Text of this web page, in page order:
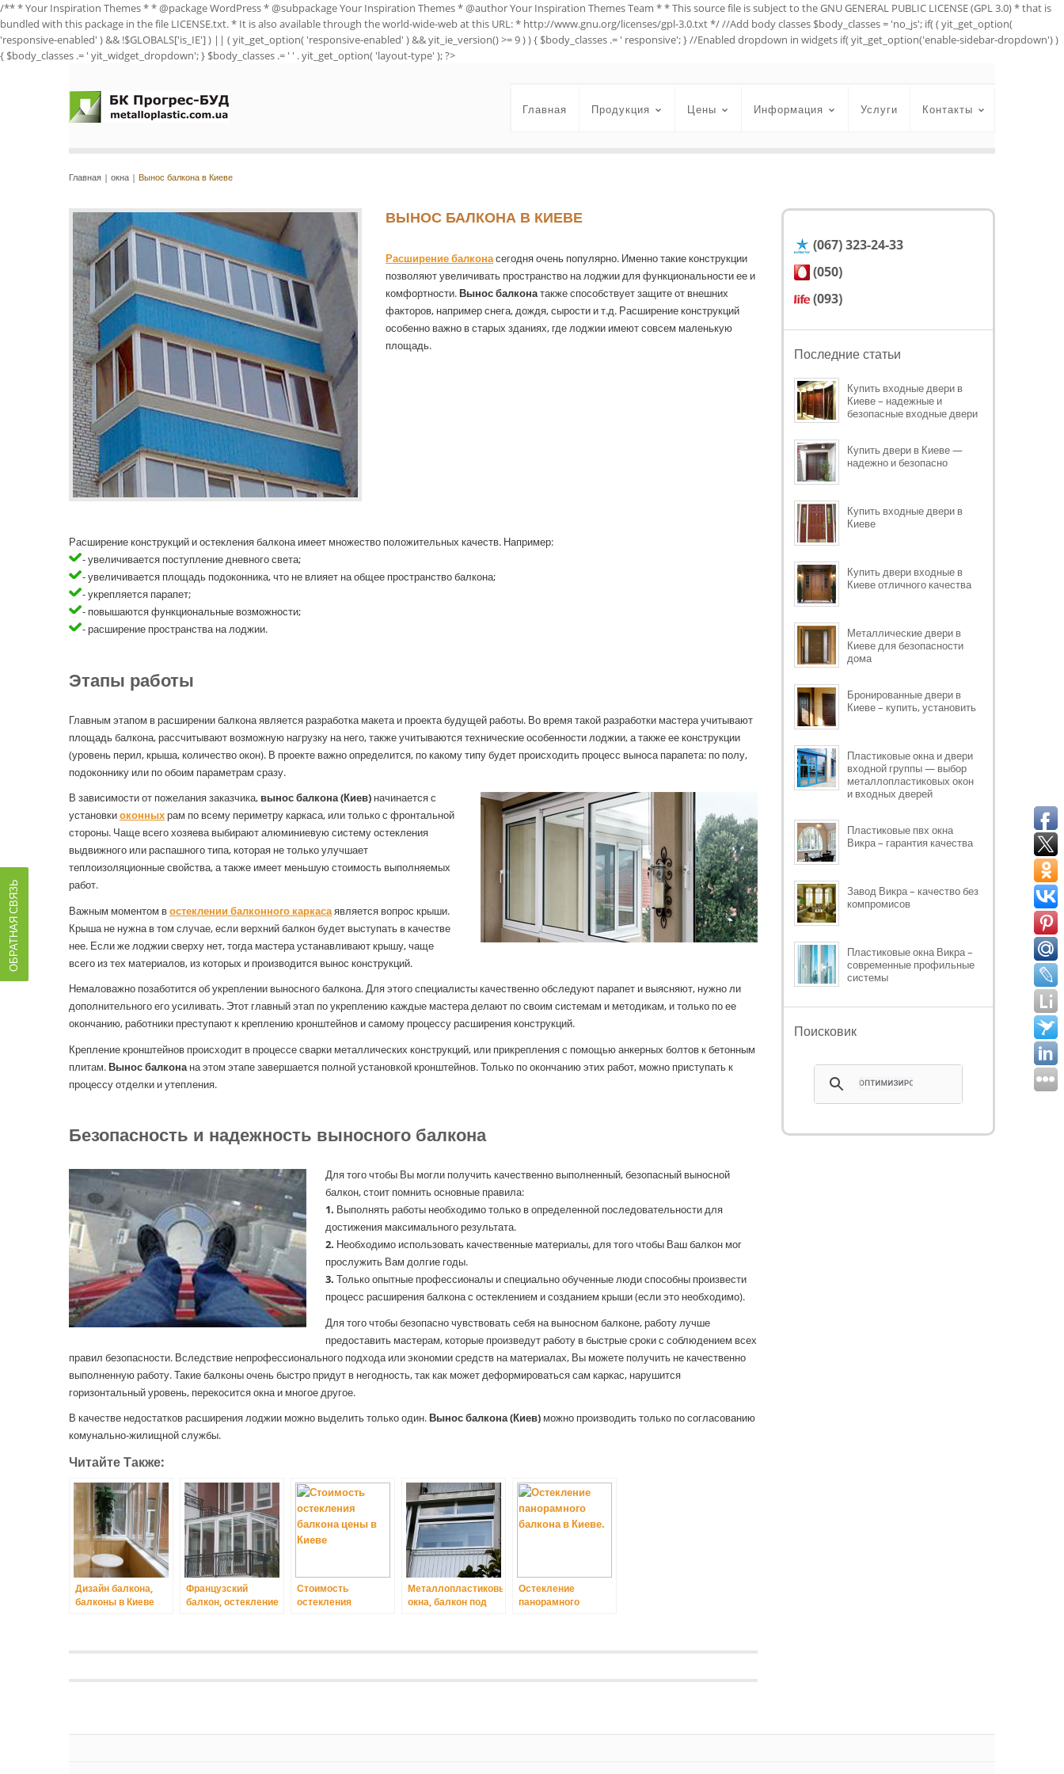
/** * Your Inspiration Themes * * @package WordPress * @subpackage Your Inspiration Themes * @author Your Inspiration Themes Team * * This source file is subject to the GNU GENERAL PUBLIC LICENSE (GPL 3.0) * that is
bundled with this package in the file LICENSE.txt. * It is also available through the world-wide-web at this URL: * http://www.gnu.org/licenses/gpl-3.0.txt */ //Add body classes $body_classes = 'no_js'; if( ( yit_get_option(
'responsive-enabled' ) && !$GLOBALS['is_IE'] ) || ( yit_get_option( 'responsive-enabled' ) && yit_ie_version() >= 9 ) ) { $body_classes .= ' responsive'; } //Enabled dropdown in widgets if( yit_get_option('enable-sidebar-dropdown') )
{ $body_classes .= ' yit_widget_dropdown'; } $body_classes .= ' ' . yit_get_option( 'layout-type' ); ?>
Главная Продукция Цены Информация Услуги Контакты
Главная | окна | Вынос балкона в Киеве
ВЫНОС БАЛКОНА В КИЕВЕ
Расширение балконасегодня очень популярно. Именно такие конструкции
позволяют увеличивать пространство на лоджии для функциональности ее и
комфортности.Вынос балконатакже способствует защите от внешних
факторов, например снега, дождя, сырости и т.д. Расширение конструкций
особенно важно в старых зданиях, где лоджии имеют совсем маленькую
площадь.
Расширение конструкций и остекления балкона имеет множество положительных качеств. Например:
- увеличивается поступление дневного света;
- увеличивается площадь подоконника, что не влияет на общее пространство балкона;
- укрепляется парапет;
- повышаются функциональные возможности;
- расширение пространства на лоджии.
Этапы работы
Главным этапом в расширении балкона является разработка макета и проекта будущей работы. Во время такой разработки мастера учитывают
площадь балкона, рассчитывают возможную нагрузку на него, также учитываются технические особенности лоджии, а также ее конструкции
(уровень перил, крыша, количество окон). В проекте важно определится, по какому типу будет происходить процесс выноса парапета: по полу,
подоконнику или по обоим параметрам сразу.
В зависимости от пожелания заказчика, вынос балкона (Киев) начинается с
установкиоконныхрам по всему периметру каркаса, или только с фронтальной
стороны. Чаще всего хозяева выбирают алюминиевую систему остекления
выдвижного или распашного типа, которая не только улучшает
теплоизоляционные свойства, а также имеет меньшую стоимость выполняемых
работ.
Важным моментом востеклении балконного каркасаявляется вопрос крыши.
Крыша не нужна в том случае, если верхний балкон будет выступать в качестве
нее. Если же лоджии сверху нет, тогда мастера устанавливают крышу, чаще
всего из тех материалов, из которых и производится вынос конструкций.
Немаловажно позаботится об укреплении выносного балкона. Для этого специалисты качественно обследуют парапет и выясняют, нужно ли
дополнительного его усиливать. Этот главный этап по укреплению каждые мастера делают по своим системам и методикам, и только по ее
окончанию, работники преступают к креплению кронштейнов и самому процессу расширения конструкций.
Крепление кронштейнов происходит в процессе сварки металлических конструкций, или прикрепления с помощью анкерных болтов к бетонным
плитам.Вынос балкона на этом этапе завершается полной установкой кронштейнов. Только по окончанию этих работ, можно приступать к
процессу отделки и утепления.
Безопасность и надежность выносного балкона
Для того чтобы Вы могли получить качественно выполненный, безопасный выносной
балкон, стоит помнить основные правила:
1. Выполнять работы необходимо только в определенной последовательности для
достижения максимального результата.
2. Необходимо использовать качественные материалы, для того чтобы Ваш балкон мог
прослужить Вам долгие годы.
3. Только опытные профессионалы и специально обученные люди способны произвести
процесс расширения балкона с остеклением и созданием крыши (если это необходимо).
Для того чтобы безопасно чувствовать себя на выносном балконе, работу лучше
предоставить мастерам, которые произведут работу в быстрые сроки с соблюдением всех
правил безопасности. Вследствие непрофессионального подхода или экономии средств на материалах, Вы можете получить не качественно
выполненную работу. Такие балконы очень быстро придут в негодность, так как может деформироваться сам каркас, нарушится
горизонтальный уровень, перекосится окна и многое другое.
В качестве недостатков расширения лоджии можно выделить только один.Вынос балкона (Киев) можно производить только по согласованию
комунально-жилищной службы.
Читайте Также:
Дизайн балкона,
балконы в Киеве
Французский
балкон, остекление
Стоимость
остекления
Металлопластиковые
окна, балкон под
Остекление
панорамного
(067) 323-24-33
(050)
(093)
Последние статьи
Купить входные двери в
Киеве – надежные и
безопасные входные двери
Купить двери в Киеве —
надежно и безопасно
Купить входные двери в
Киеве
Купить двери входные в
Киеве отличного качества
Металлические двери в
Киеве для безопасности
дома
Бронированные двери в
Киеве – купить, установить
Пластиковые окна и двери
входной группы — выбор
металлопластиковых окон
и входных дверей
Пластиковые пвх окна
Викра – гарантия качества
Завод Викра – качество без
компромисов
Пластиковые окна Викра –
современные профильные
системы
Поисковик
ОБРАТНАЯ СВЯЗЬ